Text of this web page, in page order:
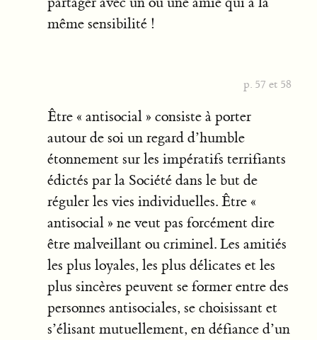
même sensibilité !
p. 57 et 58
Être « antisocial » consiste à porter
autour de soi un regard d’humble
étonnement sur les impératifs terrifiants
édictés par la Société dans le but de
réguler les vies individuelles. Être «
antisocial » ne veut pas forcément dire
être malveillant ou criminel. Les amitiés
les plus loyales, les plus délicates et les
plus sincères peuvent se former entre des
personnes antisociales, se choisissant et
s’élisant mutuellement, en défiance d’un